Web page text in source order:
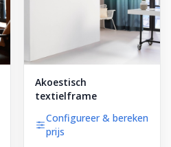
Akoestisch
textielframe
Configureer & bereken
prijs